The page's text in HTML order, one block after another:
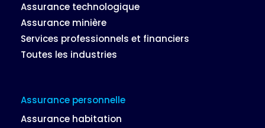
Assurance technologique
Assurance minière
Services professionnels et financiers
Toutes les industries
Assurance personnelle
Assurance habitation